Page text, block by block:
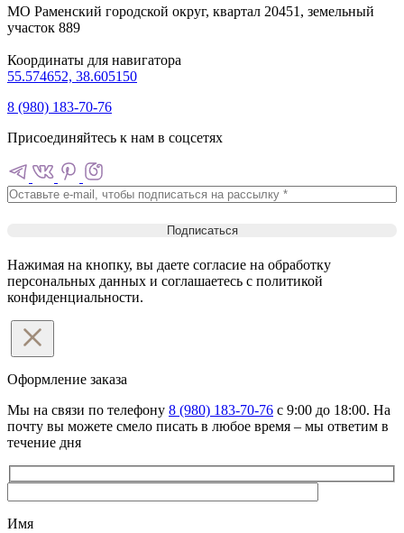
МО Раменский городской округ, квартал 20451, земельный
участок 889
Координаты для навигатора
55.574652, 38.605150
8 (980) 183-70-76
Присоединяйтесь к нам в соцсетях
Нажимая на кнопку, вы даете согласие на обработку
персональных данных и соглашаетесь c политикой
конфиденциальности.
Оформление заказа
Мы на связи по телефону 8 (980) 183-70-76 с 9:00 до 18:00. На
почту вы можете смело писать в любое время – мы ответим в
течение дня
Имя